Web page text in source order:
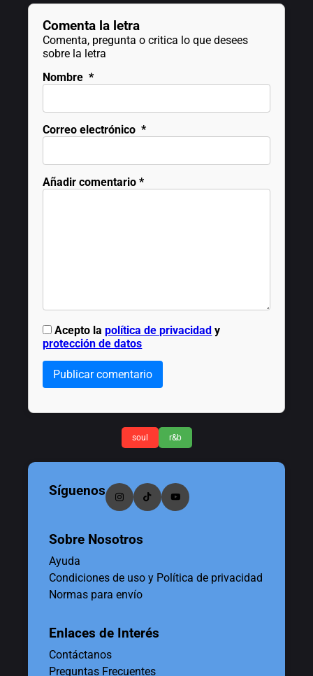
Comenta la letra
Comenta, pregunta o critica lo que desees
sobre la letra
Nombre *
Correo electrónico *
Añadir comentario *
Acepto lapolítica de privacidad y
protección de datos
Publicar comentario
soul r&b
Síguenos
Sobre Nosotros
Ayuda
Condiciones de uso y Política de privacidad
Normas para envío
Enlaces de Interés
Contáctanos
Preguntas Frecuentes